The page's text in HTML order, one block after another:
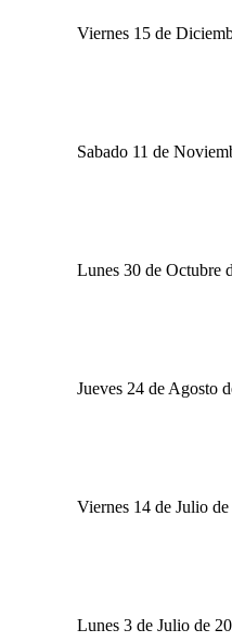
Viernes 15 de
Sabado 11 de
Lunes 30 de Octubre
Jueves 24 de Agosto
Viernes 14 de Julio
Lunes 3 de Julio de